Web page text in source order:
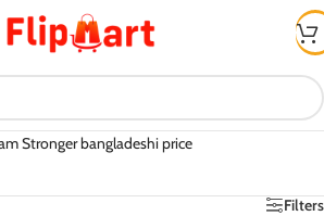
Stronger bangladeshi price
Filters